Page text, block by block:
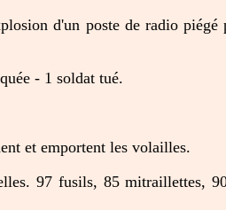
d'un poste de radio piégé
- 1 soldat tué.
et emportent les volailles.
97 fusils, 85 mitraillettes,